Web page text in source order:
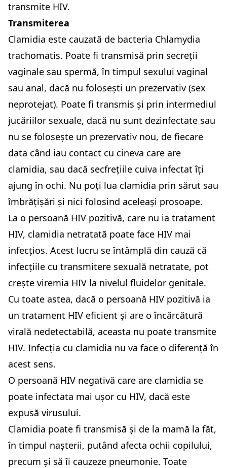
transmite HIV.
Transmiterea
Clamidia este cauzată de bacteria Chlamydia
trachomatis. Poate fi transmisă prin secreții
vaginale sau spermă, în timpul sexului vaginal
sau anal, dacă nu folosești un prezervativ (sex
neprotejat). Poate fi transmis și prin intermediul
jucăriilor sexuale, dacă nu sunt dezinfectate sau
nu se folosește un prezervativ nou, de fiecare
data când iau contact cu cineva care are
clamidia, sau dacă secfrețiile cuiva infectat îți
ajung în ochi. Nu poți lua clamidia prin sărut sau
îmbrățișări și nici folosind aceleași prosoape.
La o persoană HIV pozitivă, care nu ia tratament
HIV, clamidia netratată poate face HIV mai
infecțios. Acest lucru se întâmplă din cauză că
infecțiile cu transmitere sexuală netratate, pot
crește viremia HIV la nivelul fluidelor genitale.
Cu toate astea, dacă o persoană HIV pozitivă ia
un tratament HIV eficient și are o încărcătură
virală nedetectabilă, aceasta nu poate transmite
HIV. Infecția cu clamidia nu va face o diferență în
acest sens.
O persoană HIV negativă care are clamidia se
poate infectata mai ușor cu HIV, dacă este
expusă virusului.
Clamidia poate fi transmisă și de la mamă la făt,
în timpul nașterii, putând afecta ochii copilului,
precum și să îi cauzeze pneumonie. Toate